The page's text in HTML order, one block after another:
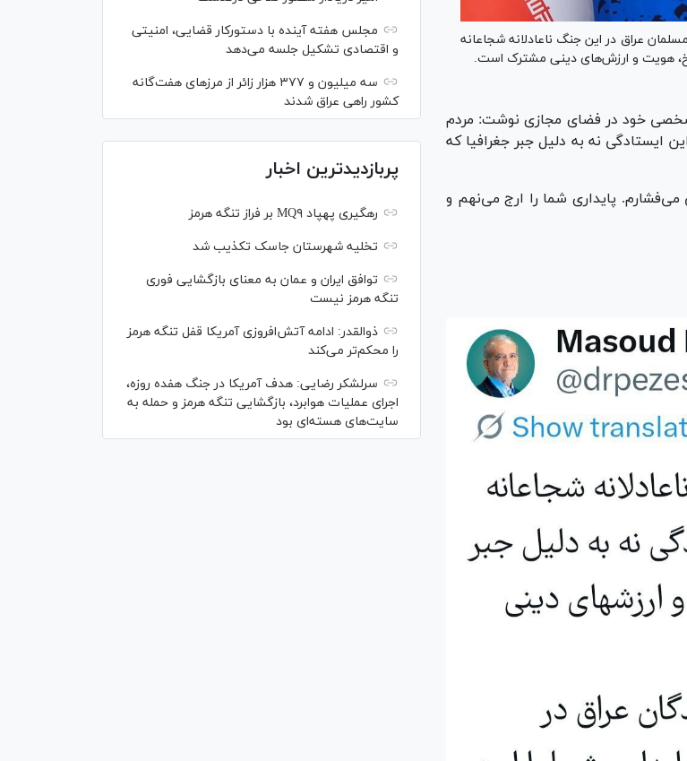
عراق در این جنگ ناعادلانه شجاعانه
هویت و ارزش‌های دینی مشترک است.
خود در فضای مجازی نوشت: مردم
ایستادگی نه به دلیل جبر جغرافیا که
پایداری شما را ارج می‌نهم و
مجلس هفته آینده با دستورکار قضایی، امنیتی
و اقتصادی تشکیل جلسه می‌دهد
سه میلیون و ۳۷۷ هزار زائر از مرز‌های هفت‌گانه
کشور راهی عراق شدند
پربازدیدترین اخبار
رهگیری پهپاد MQ۹ بر فراز تنگه هرمز
تخلیه شهرستان جاسک تکذیب شد
توافق ایران و عمان به معنای بازگشایی فوری
تنگه هرمز نیست
ذوالقدر: ادامه آتش‌افروزی آمریکا قفل تنگه هرمز
را محکم‌تر می‌کند
سرلشکر رضایی: هدف آمریکا در جنگ هفده روزه،
اجرای عملیات هوابرد، بازگشایی تنگه هرمز و حمله به
سایت‌های هسته‌ای بود